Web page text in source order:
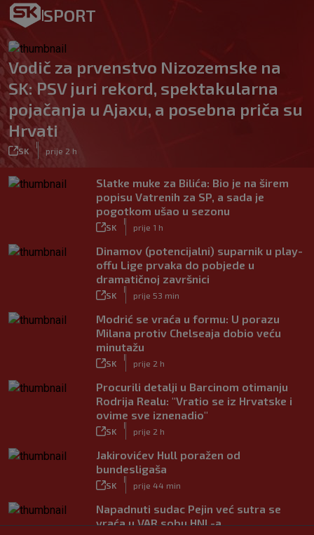
SPORT
Vodič za prvenstvo Nizozemske na
SK: PSV juri rekord, spektakularna
pojačanja u Ajaxu, a posebna priča su
Hrvati
SK prije 2 h
Slatke muke za Bilića: Bio je na širem
popisu Vatrenih za SP, a sada je
pogotkom ušao u sezonu
SK prije 1 h
Dinamov (potencijalni) suparnik u play-
offu Lige prvaka do pobjede u
dramatičnoj završnici
SK prije 53 min
Modrić se vraća u formu: U porazu
Milana protiv Chelseaja dobio veću
minutažu
SK prije 2 h
Procurili detalji u Barcinom otimanju
Rodrija Realu: "Vratio se iz Hrvatske i
ovime sve iznenadio"
SK prije 2 h
Jakirovićev Hull poražen od
bundesligaša
SK prije 44 min
Napadnuti sudac Pejin već sutra se
vraća u VAR sobu HNL-a